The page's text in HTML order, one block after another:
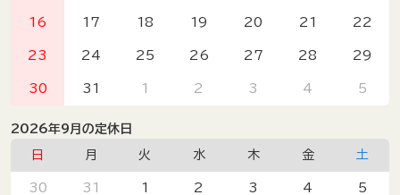
16 17 18 19 20 21 22
23 24 25 26 27 28 29
30 31 1 2 3 4 5
2026年9月の定休日
日 月 火 水 木 金 土
30 31 1 2 3 4 5